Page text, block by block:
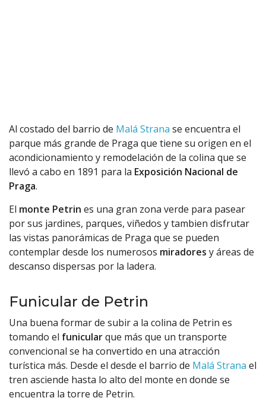
Al costado del barrio de Malá Strana se encuentra el
parque más grande de Praga que tiene su origen en el
acondicionamiento y remodelación de la colina que se
llevó a cabo en 1891 para la Exposición Nacional de
Praga.
El monte Petrin es una gran zona verde para pasear
por sus jardines, parques, viñedos y tambien disfrutar
las vistas panorámicas de Praga que se pueden
contemplar desde los numerosos miradores y áreas de
descanso dispersas por la ladera.
Funicular de Petrin
Una buena formar de subir a la colina de Petrin es
tomando el funicularque más que un transporte
convencional se ha convertido en una atracción
turística más. Desde el desde el barrio de Malá Strana el
tren asciende hasta lo alto del monte en donde se
encuentra la torre de Petrin.